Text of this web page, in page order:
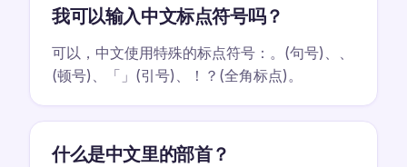
我可以输入中文标点符号吗？
可以，中文使用特殊的标点符号：。(句号)、、
(顿号)、「」(引号)、！？(全角标点)。
什么是中文里的部首？